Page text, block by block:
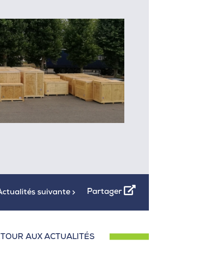
suivante Partager
AUX ACTUALITÉS